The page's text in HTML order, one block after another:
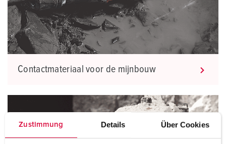
Zustimmung Details Über Cookies
Contactmateriaal voor de mijnbouw